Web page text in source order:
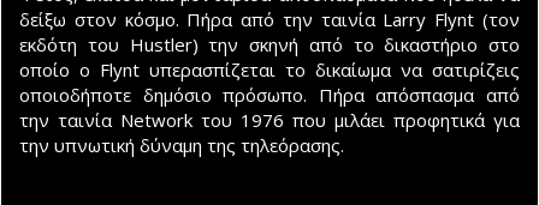
δείξω στον κόσμο. Πήρα από την ταινία Larry Flynt (τον
εκδότη του Hustler) την σκηνή από το δικαστήριο στο
οποίο ο Flynt υπερασπίζεται το δικαίωμα να σατιρίζεις
οποιοδήποτε δημόσιο πρόσωπο. Πήρα απόσπασμα από
την ταινία Network του 1976 που μιλάει προφητικά για
την υπνωτική δύναμη της τηλεόρασης.